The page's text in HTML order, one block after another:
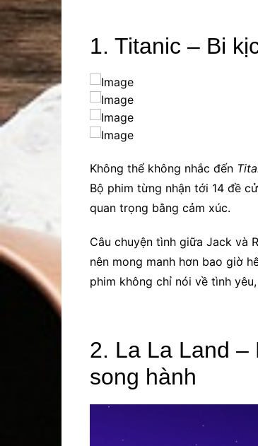
1. Titanic – Bi
Không thể không nhắc đến
Bộ phim từng nhận tới 14 đề
quan trọng bằng cảm xúc.
Câu chuyện tình giữa Jack và
nên mong manh hơn bao giờ
phim không chỉ nói về tình
2. La La Land
song hành